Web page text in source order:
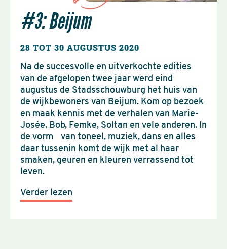
#3: Beijum
28 TOT 30 AUGUSTUS 2020
Na de succesvolle en uitverkochte edities
van de afgelopen twee jaar werd eind
augustus de Stadsschouwburg het huis van
de wijkbewoners van Beijum. Kom op bezoek
en maak kennis met de verhalen van Marie-
Josée, Bob, Femke, Soltan en vele anderen. In
de vorm van toneel, muziek, dans en alles
daar tussenin komt de wijk met al haar
smaken, geuren en kleuren verrassend tot
leven.
Verder lezen